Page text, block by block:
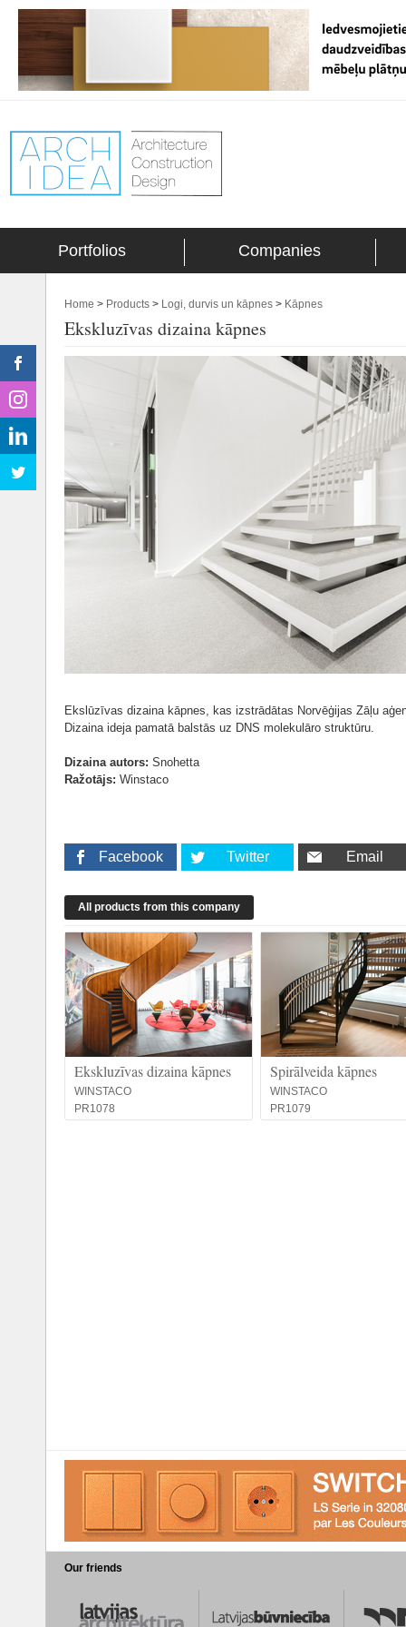
Portfolios Companies
Home > Products > Logi, durvis un kāpnes > Kāpnes
Ekskluzīvas dizaina kāpnes
Ekslūzīvas dizaina kāpnes, kas izstrādātas Norvēģijas Zāļu
Dizaina ideja pamatā balstās uz DNS molekulāro struktūru.
Dizaina autors: Snohetta
Ražotājs: Winstaco
Facebook Twitter Email
All products from this company
Ekskluzīvas dizaina kāpnes
WINSTACO
PR1078
Spirālveida kāpnes
WINSTACO
PR1079
Our friends